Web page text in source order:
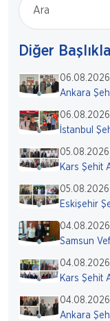
Diğer
06.08.2026
Ankara
06.08.2026
İstanbul
05.08.2026
Kars Şehit
05.08.2026
Eskişehir
04.08.2026
Samsun
04.08.2026
Kars Şehit
04.08.2026
Ankara